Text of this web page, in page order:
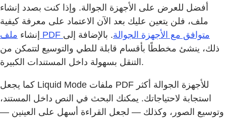
أفضل للعرض على الأجهزة الجوالة. وإذا كنت بصدد إنشاء
ملف، فلن يتعين عليك بعد الآن الاعتماد على معرفة كيفية
إنشاء
ملف PDF متوافق مع الأجهزة الجوالة. بالإضافة إلى
ذلك، ينشئ مخططًا بأقسام قابلة للطي والتوسيع لتتمكن من
التنقل بسهولة داخل المستندات الكبيرة.
كما يجعل Liquid Mode ملفات PDF للأجهزة الجوالة أكثر
استجابة لاحتياجاتك. يمكنك البحث في النص داخل المستند،
وتوسيع الصور، وكذلك — لجعل القراءة أسهل على العينين —